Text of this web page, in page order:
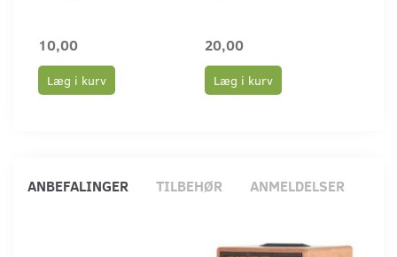
10,00
Læg i kurv
20,00
Læg i kurv
ANBEFALINGER TILBEHØR ANMELDELSER